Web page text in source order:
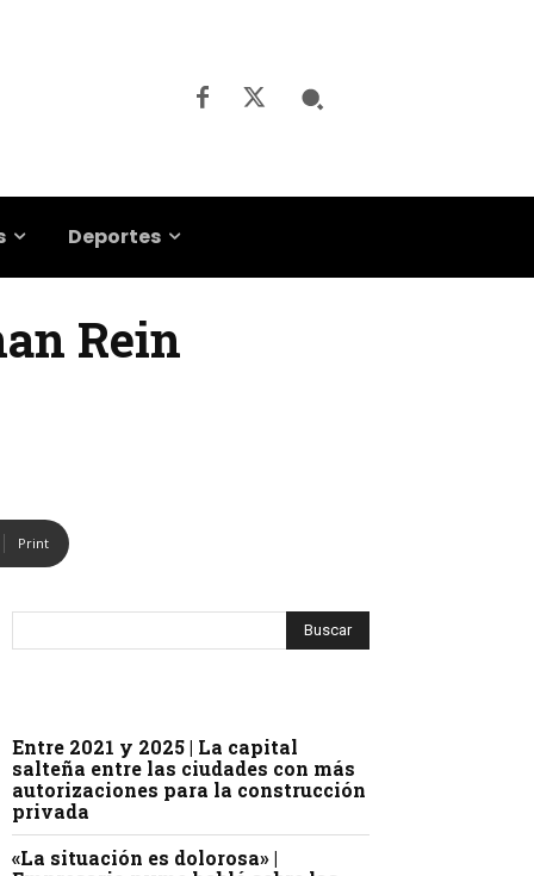
Deportes
Rein
Print
Entre 2021 y 2025 | La capital
salteña entre las ciudades con más
autorizaciones para la construcción
privada
«La situación es dolorosa» |